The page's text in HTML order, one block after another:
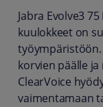
Jabra Evolve3
kuulokkeet on
korvien päälle
ClearVoice
vaimentamaan